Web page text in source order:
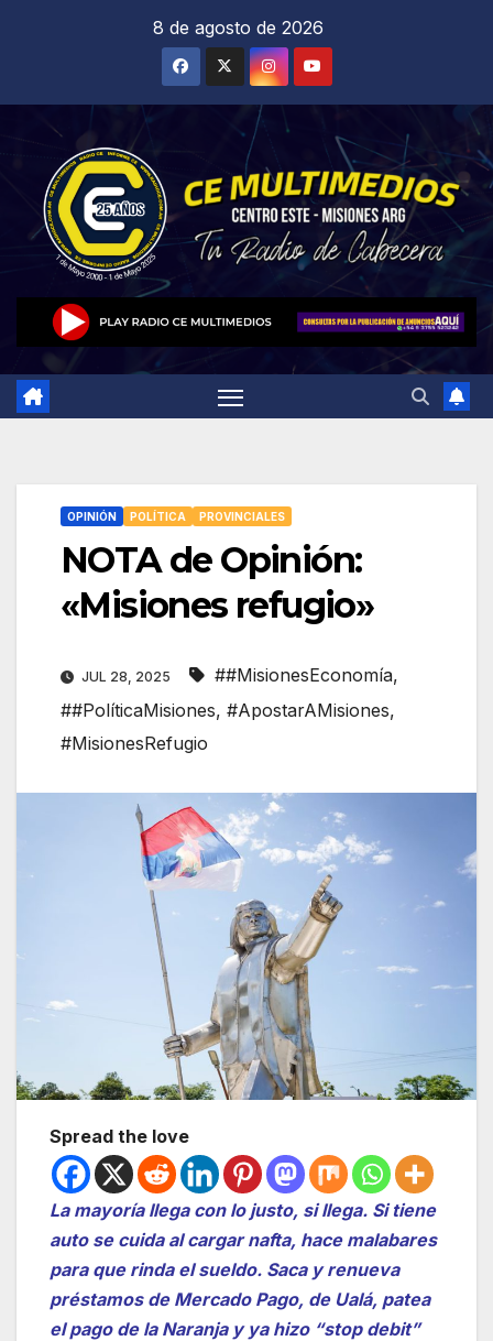
8 de agosto de 2026
OPINIÓN POLÍTICA PROVINCIALES
NOTA de Opinión:
«Misiones refugio»
JUL 28, 2025 ##MisionesEconomía,
##PolíticaMisiones, #ApostarAMisiones,
#MisionesRefugio
Spread the love
La mayoría llega con lo justo, si llega. Si tiene
auto se cuida al cargar nafta, hace malabares
para que rinda el sueldo. Saca y renueva
préstamos de Mercado Pago, de Ualá, patea
el pago de la Naranja y ya hizo “stop debit”